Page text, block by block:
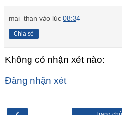
mai_than vào lúc 08:34
Chia sẻ
Không có nhận xét nào:
Đăng nhận xét